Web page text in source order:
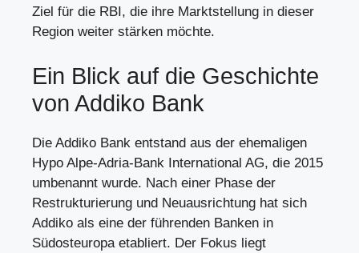
Ziel für die RBI, die ihre Marktstellung in dieser
Region weiter stärken möchte.
Ein Blick auf die Geschichte
von Addiko Bank
Die Addiko Bank entstand aus der ehemaligen
Hypo Alpe-Adria-Bank International AG, die 2015
umbenannt wurde. Nach einer Phase der
Restrukturierung und Neuausrichtung hat sich
Addiko als eine der führenden Banken in
Südosteuropa etabliert. Der Fokus liegt